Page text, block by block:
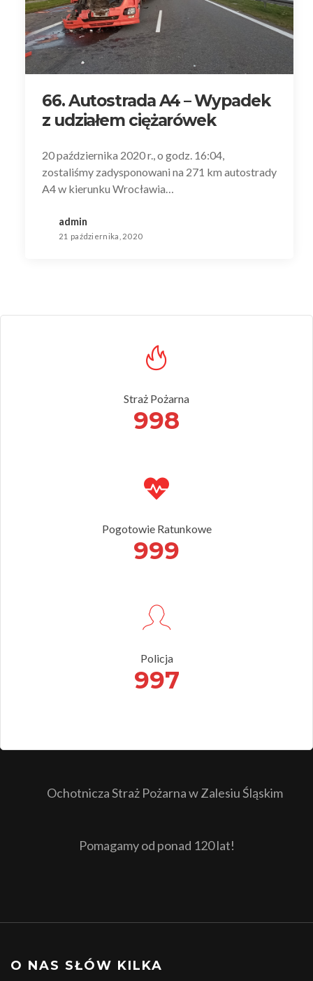
66. Autostrada A4 – Wypadek
z udziałem ciężarówek
20 października 2020 r., o godz. 16:04,
zostaliśmy zadysponowani na 271 km autostrady
A4 w kierunku Wrocławia…
admin
21 października, 2020
Straż Pożarna
998
Pogotowie Ratunkowe
999
Policja
997
Ochotnicza Straż Pożarna w Zalesiu Śląskim
Pomagamy od ponad 120 lat!
O NAS SŁÓW KILKA